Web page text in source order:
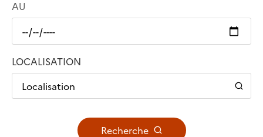
AU
LOCALISATION
Localisation
Recherche